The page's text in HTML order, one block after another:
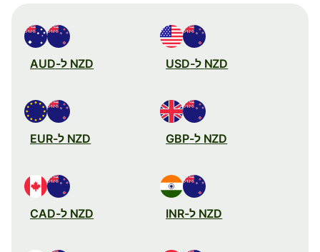
NZD ל-USD NZD ל-AUD
NZD ל-GBP NZD ל-EUR
NZD ל-INR NZD ל-CAD